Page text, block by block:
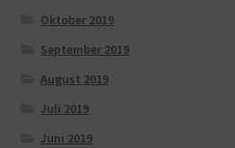
Oktober 2019
September 2019
August 2019
Juli 2019
Juni 2019